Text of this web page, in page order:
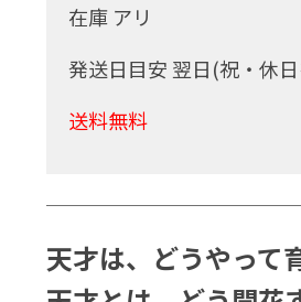
在庫 アリ
発送日目安 翌日(祝・休
送料無料
天才は、どうやって